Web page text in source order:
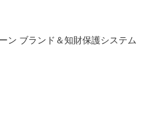
ン ブランド＆知財保護システム